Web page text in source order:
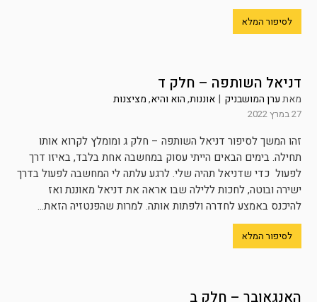
לסיפור המלא
דניאל השותפה – חלק ד
מאתערן המושבניק | אוננות,הוא והיא,מציצנות
27 במרץ 2022
זהו המשך לסיפור דניאל השותפה – חלק ג ומומלץ לקרוא אותו
תחילה. בימים הבאים הייתי עסוק במחשבה אחת בלבד, באיזו דרך
לפעול כדי שדניאל תהיה שלי. לרגע עלתה לי המחשבה לפעול בדרך
ישירה ובוטה, לחכות ללילה שבו אראה את דניאל מאוננת ואז
להיכנס באמצע לחדרה ולפתות אותה. למרות שהפנטזיה הזאת...
לסיפור המלא
האנגאובר – חלק ב